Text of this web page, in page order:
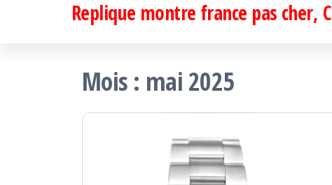
Replique montre france pas
Mois : mai 2025